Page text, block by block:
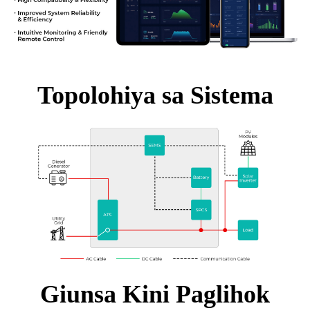
Topolohiya sa Sistema
Giunsa Kini Paglihok